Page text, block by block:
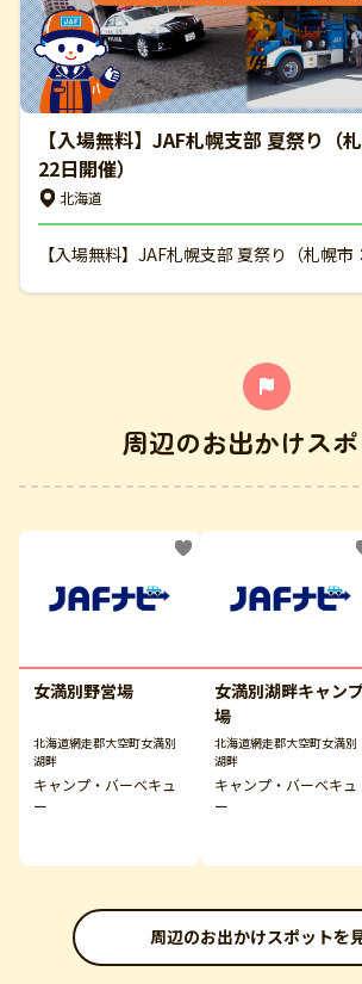
【入場無料】JAF札幌支部 夏祭り（
22日開催）
北海道
【入場無料】JAF札幌支部 夏祭り（札幌市
周辺のお出かけス
女満別野営場
北海道網走郡大空町女満別
湖畔
キャンプ・バーベキュ
ー
女満別湖畔キャン
場
北海道網走郡大空町女満別
湖畔
キャンプ・バーベキュ
ー
周辺のお出かけスポットを